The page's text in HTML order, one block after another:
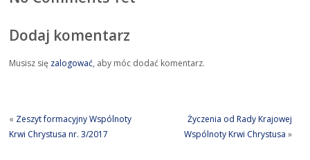
Dodaj komentarz
Musisz się zalogować, aby móc dodać komentarz.
« Zeszyt formacyjny Wspólnoty
Krwi Chrystusa nr. 3/2017
Życzenia od Rady Krajowej
Wspólnoty Krwi Chrystusa »